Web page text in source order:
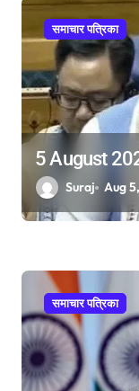
n
समाचार पत्रिका
5 August
Suraj Aug
समाचार पत्रिका